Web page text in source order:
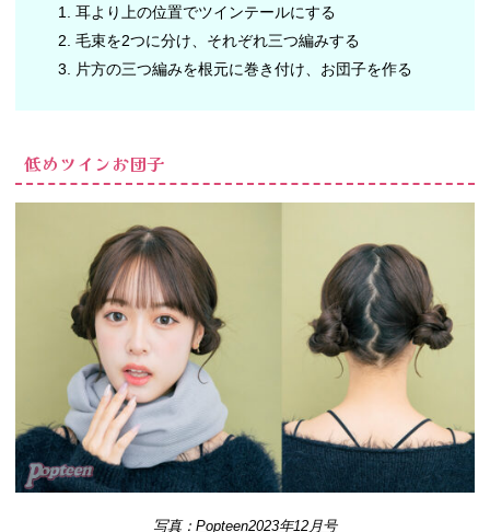
耳より上の位置でツインテールにする
毛束を2つに分け、それぞれ三つ編みする
片方の三つ編みを根元に巻き付け、お団子を作る
低めツインお団子
写真： Popteen2023年12月号